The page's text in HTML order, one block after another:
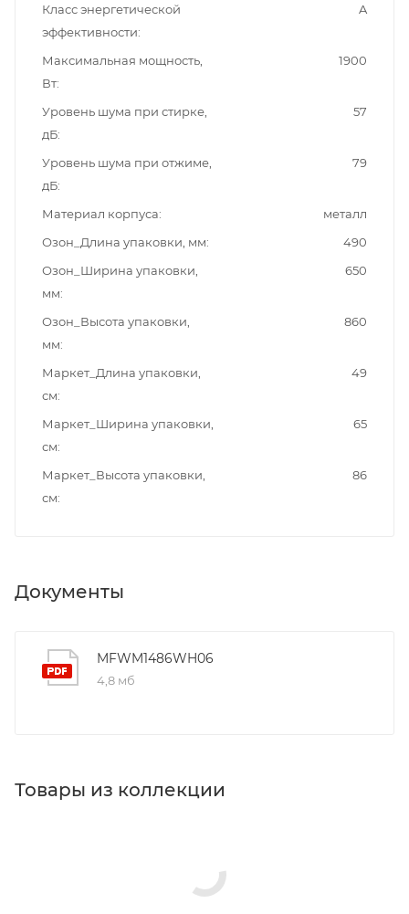
Класс энергетической
эффективности
A
Максимальная мощность,
Вт
1900
Уровень шума при стирке,
дБ
57
Уровень шума при отжиме,
дБ
79
Материал корпуса
металл
Озон_Длина упаковки, мм
490
Озон_Ширина упаковки,
мм
650
Озон_Высота упаковки,
мм
860
Маркет_Длина упаковки,
см
49
Маркет_Ширина упаковки,
см
65
Маркет_Высота упаковки,
см
86
Документы
MFWM1486WH06
4,8 мб
Товары из коллекции